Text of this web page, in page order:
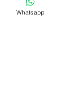
können
unser Leben
Whatsapp